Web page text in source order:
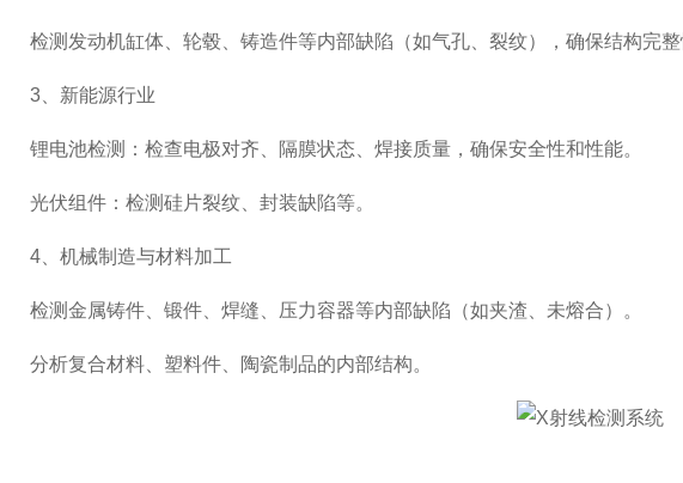
检测发动机缸体、轮毂、铸造件等内部缺陷（如气孔、裂纹），确保结构完整
3、新能源行业
锂电池检测：检查电极对齐、隔膜状态、焊接质量，确保安全性和性能。
光伏组件：检测硅片裂纹、封装缺陷等。
4、机械制造与材料加工
检测金属铸件、锻件、焊缝、压力容器等内部缺陷（如夹渣、未熔合）。
分析复合材料、塑料件、陶瓷制品的内部结构。